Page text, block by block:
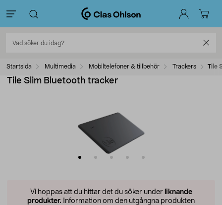
Startsida Multimedia Mobiltelefoner & tillbehör Trackers Tile
Tile Slim Bluetooth tracker
Vi hoppas att du hittar det du söker under liknande
produkter. Information om den utgångna produkten